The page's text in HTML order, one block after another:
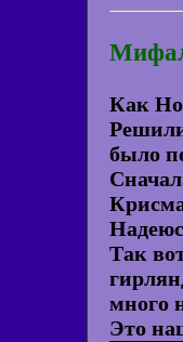
Как
было
Так
много
Это